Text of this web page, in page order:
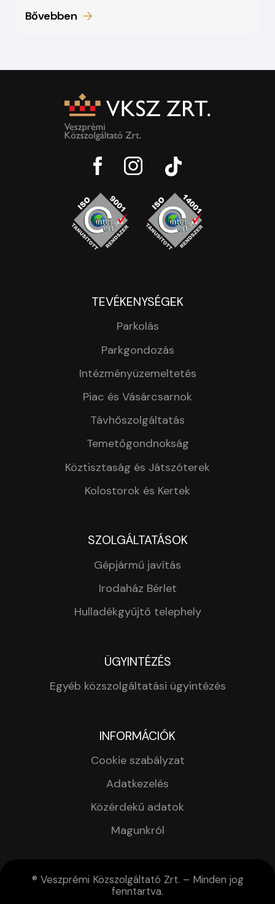
Bővebben
TEVÉKENYSÉGEK
Parkolás
Parkgondozás
Intézményüzemeltetés
Piac és Vásárcsarnok
Távhőszolgáltatás
Temetőgondnokság
Köztisztaság és Játszóterek
Kolostorok és Kertek
SZOLGÁLTATÁSOK
Gépjármű javítás
Irodaház Bérlet
Hulladékgyűjtő telephely
ÜGYINTÉZÉS
Egyéb közszolgáltatási ügyintézés
INFORMÁCIÓK
Cookie szabályzat
Adatkezelés
Közérdekű adatok
Magunkról
® Veszprémi Közszolgáltató Zrt. – Minden jog
fenntartva.